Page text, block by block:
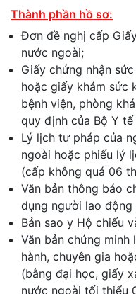
Thành phần hồ sơ:
Đơn đề nghị cấp
nước ngoài;
Giấy chứng nhận
hoặc giấy khám sức
bệnh viện, phòng
quy định của Bộ Y
Lý lịch tư pháp của
ngoài hoặc phiếu lý
(cấp không quá 06
Văn bản thông báo
dụng người lao động
Bản sao y Hộ chiếu
Văn bản chứng minh
hành, chuyên gia
(bằng đại học, giấy
nước ngoài tối thiểu